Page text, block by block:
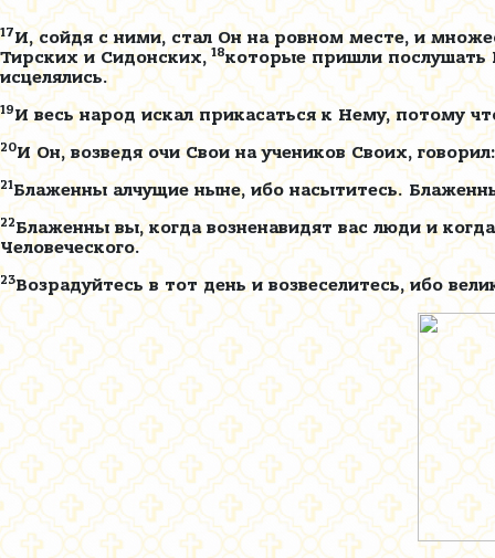
17И, сойдя с ними, стал Он на ровном месте, и
Тирских и Сидонских, 18которые пришли послушать
исцелялись.
19И весь народ искал прикасаться к Нему, потому
20И Он, возведя очи Свои на учеников Своих,
21Блаженны алчущие ныне, ибо насытитесь.
22Блаженны вы, когда возненавидят вас люди и
Человеческого.
23Возрадуйтесь в тот день и возвеселитесь, ибо